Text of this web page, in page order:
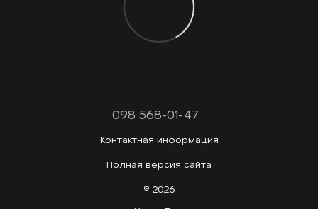
098 568-01-47
Контактная информация
Полная версия сайта
© 2026